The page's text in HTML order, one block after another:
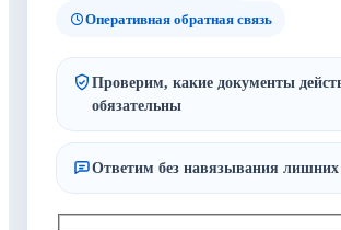
Оперативная обратная связь
Проверим, какие документы
обязательны
Ответим без навязывания лишних